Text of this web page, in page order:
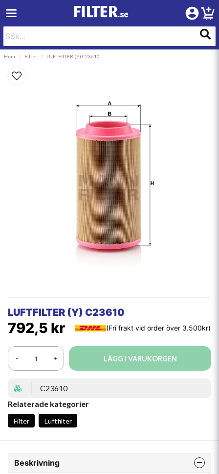
Hem Filter LUFTFILTER (Y) C23610
LUFTFILTER (Y) C23610
792,5 kr
- + LÄGG I VARUKORGEN
C23610
Relaterade kategorier
Filter Luftfilter
Beskrivning